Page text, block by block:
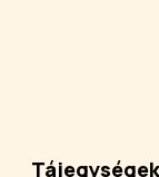
Tájegységek